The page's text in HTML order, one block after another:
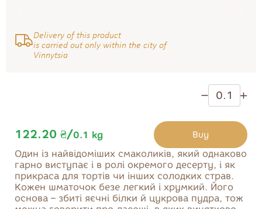
Cookies
Delivery of this product
is carried out only within the city of
Vinnytsia
122.20 ₴/0.1 kg Buy
Buy
Один із найвідоміших смаколиків, який однаково
гарно виступає і в ролі окремого десерту, і як
прикраса для тортів чи інших солодких страв.
Кожен шматочок безе легкий і хрумкий. Його
основа – збиті яєчні білки й цукрова пудра, тож